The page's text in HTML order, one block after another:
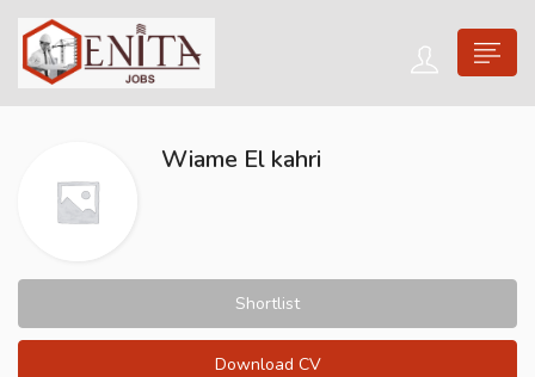
Wiame El kahri
Shortlist
Download CV